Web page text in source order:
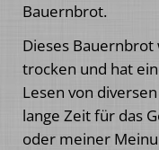
Bauernbrot.
Dieses
trocken und hat
Lesen von
lange Zeit für das
oder meiner